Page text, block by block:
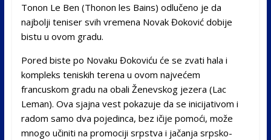
Tonon Le Ben (Thonon les Bains) odlučeno je da
najbolji teniser svih vremena Novak Đoković dobije
bistu u ovom gradu.
Pored biste po Novaku Đokoviću će se zvati hala i
kompleks teniskih terena u ovom najvećem
francuskom gradu na obali Ženevskog jezera (Lac
Leman). Ova sjajna vest pokazuje da se inicijativom i
radom samo dva pojedinca, bez ičije pomoći, može
mnogo učiniti na promociji srpstva i jačanja srpsko-